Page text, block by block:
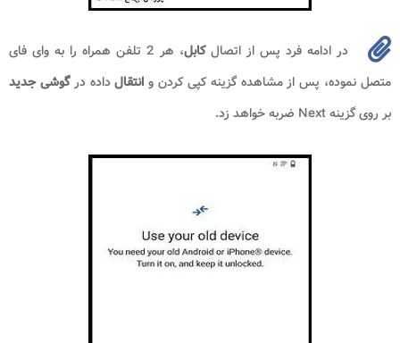
در ادامه فرد پس از اتصالکابل
، هر 2 تلفن همراه را به وای فای
متصل نموده، پس از مشاهده گزینه کپی کردن و انتقالداده درگوشی جدید
بر روی گزینه Next ضربه خواهد زد.